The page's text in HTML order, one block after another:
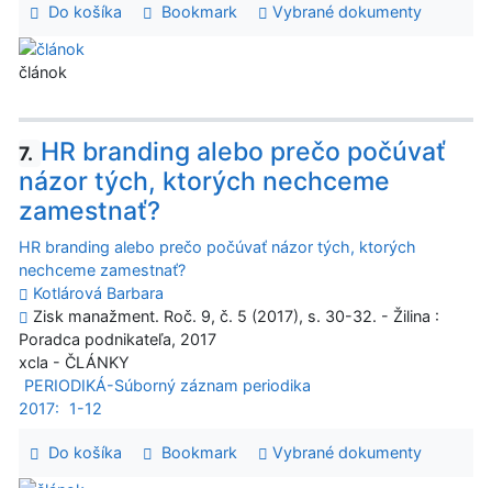
Do košíka Bookmark Vybrané dokumenty
článok
7. HR branding alebo prečo počúvať
názor tých, ktorých nechceme
zamestnať?
HR branding alebo prečo počúvať názor tých, ktorých
nechceme zamestnať?
Kotlárová Barbara
Zisk manažment. Roč. 9, č. 5 (2017), s. 30-32. - Žilina :
Poradca podnikateľa, 2017
xcla - ČLÁNKY
PERIODIKÁ-Súborný záznam periodika
2017:
1-12
Do košíka Bookmark Vybrané dokumenty